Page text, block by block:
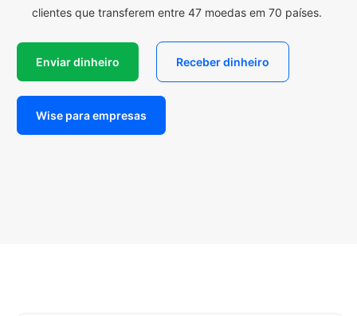
clientes que transferem entre 47 moedas em 70 países.
Enviar dinheiro Receber dinheiro
Wise para empresas